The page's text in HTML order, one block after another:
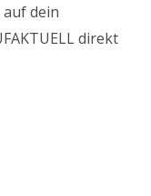
dein
direkt